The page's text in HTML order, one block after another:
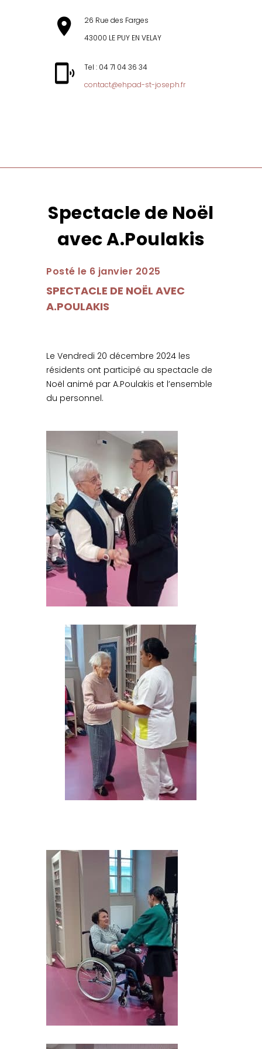
26 Rue des Farges
43000 LE PUY EN VELAY
Tel : 04 71 04 36 34
contact@ehpad-st-joseph.fr
Spectacle de Noël
avec A.Poulakis
Posté le 6 janvier 2025
SPECTACLE DE NOËL AVEC
A.POULAKIS
Le Vendredi 20 décembre 2024 les
résidents ont participé au spectacle de
Noël animé par A.Poulakis et l’ensemble
du personnel.